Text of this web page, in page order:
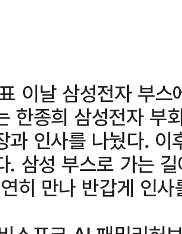
이날 삼성전자 부
한종희 삼성전자 부
과 인사를 나눴다.
. 삼성 부스로 가는
히 만나 반갑게 인